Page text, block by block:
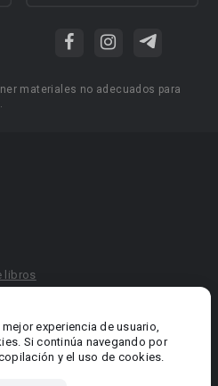
experiencia de usuario,
Si continúa navegando por
y el uso de cookies.
materiales no adecuados para
libros
reservados.